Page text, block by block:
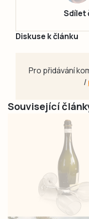
Sdílet
Diskuse k článku
Pro přidávání
/
Související